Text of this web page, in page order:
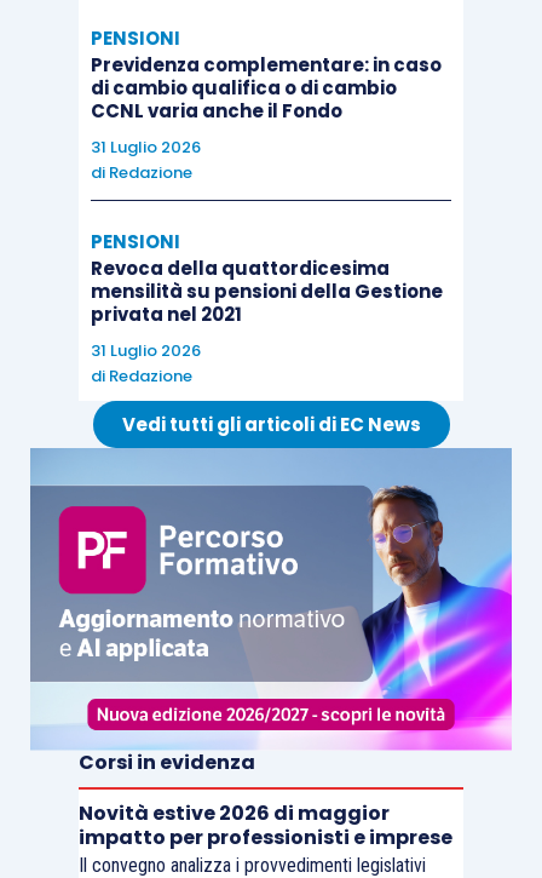
PENSIONI
Previdenza complementare: in caso
di cambio qualifica o di cambio
CCNL varia anche il Fondo
31 Luglio 2026
di Redazione
PENSIONI
Revoca della quattordicesima
mensilità su pensioni della Gestione
privata nel 2021
31 Luglio 2026
di Redazione
Vedi tutti gli articoli di EC News
Corsi in evidenza
Novità estive 2026 di maggior
impatto per professionisti e imprese
Il convegno analizza i provvedimenti legislativi